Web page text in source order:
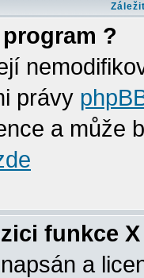
?
právy
a může
funkce
a